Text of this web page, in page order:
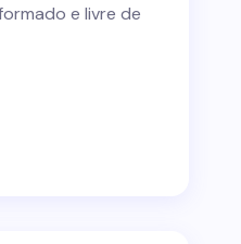
e livre de